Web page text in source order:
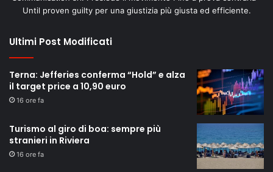
Until proven guilty per una giustizia più giusta ed efficiente.
Ultimi Post Modificati
Terna: Jefferies conferma “Hold” e alza
il target price a 10,90 euro
16 ore fa
Turismo al giro di boa: sempre più
stranieri in Riviera
16 ore fa